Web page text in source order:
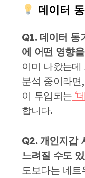
데이터
Q1. 데이터
에 어떤 영향
이미 나왔는
분석 중이라
이 투입되는 ‘
합니다.
Q2. 개인지갑
느려질 수도
도보다는 네